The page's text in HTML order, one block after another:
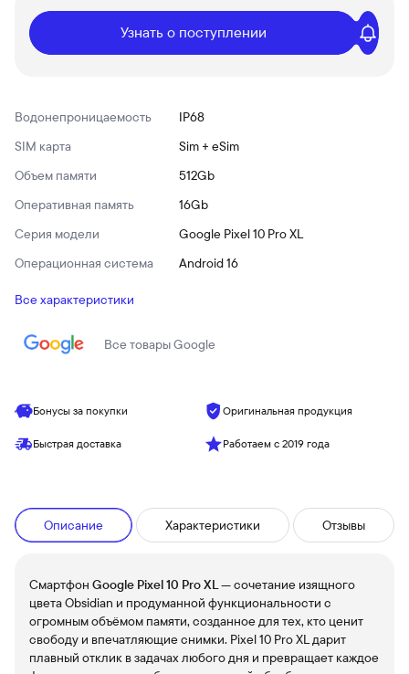
Узнать о поступлении
Водонепроницаемость
IP68
SIM карта
Sim + eSim
Объем памяти
512Gb
Оперативная память
16Gb
Серия модели
Google Pixel 10 Pro XL
Операционная система
Android 16
Все характеристики
Все товарыGoogle
Бонусы за покупки Оригинальная продукция
Быстрая доставка Работаем с 2019 года
Описание Характеристики Отзывы
Смартфон Google Pixel 10 Pro XL— сочетание изящного
цвета Obsidian и продуманной функциональности с
огромным объёмом памяти, созданное для тех, кто ценит
свободу и впечатляющие снимки. Pixel 10 Pro XL дарит
плавный отклик в задачах любого дня и превращает каждое